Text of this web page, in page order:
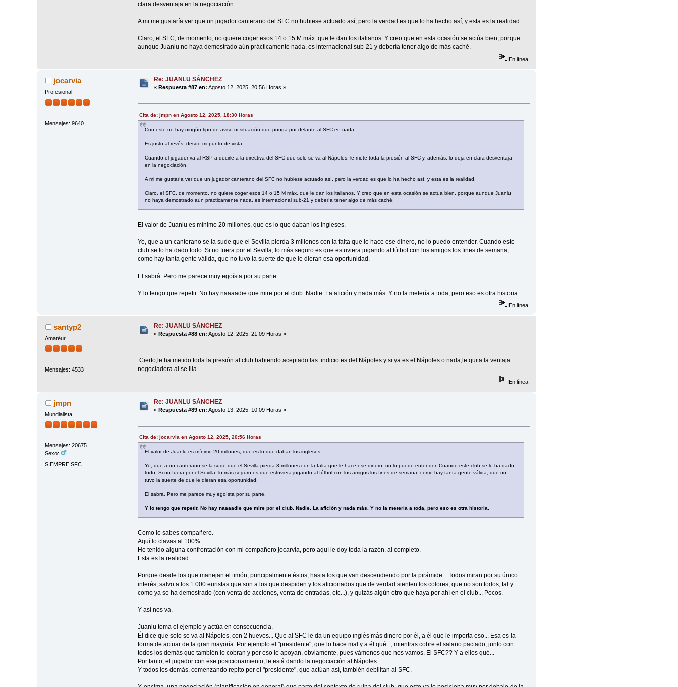
clara desventaja en la negociación.
A mi me gustaría ver que un jugador canterano del SFC no hubiese actuado así, pero la verdad es que lo ha hecho así, y esta es la realidad.
Claro, el SFC, de momento, no quiere coger esos 14 o 15 M máx. que le dan los italianos. Y creo que en esta ocasión se actúa bien, porque
aunque Juanlu no haya demostrado aún prácticamente nada, es internacional sub-21 y debería tener algo de más caché.
En línea
jocarvia
Profesional
Mensajes: 9640
Re: JUANLU SÁNCHEZ
« Respuesta #87 en: Agosto 12, 2025, 20:56 Horas »
Cita de: jmpn en Agosto 12, 2025, 18:30 Horas
Con este no hay ningún tipo de aviso ni situación que ponga por delante al SFC en nada.
Es justo al revés, desde mi punto de vista.
Cuando el jugador va al RSP a decirle a la directiva del SFC que solo se va al Nápoles, le mete toda la presión al SFC y, además, lo deja en clara desventaja
en la negociación.
A mi me gustaría ver que un jugador canterano del SFC no hubiese actuado así, pero la verdad es que lo ha hecho así, y esta es la realidad.
Claro, el SFC, de momento, no quiere coger esos 14 o 15 M máx. que le dan los italianos. Y creo que en esta ocasión se actúa bien, porque aunque Juanlu
no haya demostrado aún prácticamente nada, es internacional sub-21 y debería tener algo de más caché.
El valor de Juanlu es mínimo 20 millones, que es lo que daban los ingleses.
Yo, que a un canterano se la sude que el Sevilla pierda 3 millones con la falta que le hace ese dinero, no lo puedo entender. Cuando este
club se lo ha dado todo. Si no fuera por el Sevilla, lo más seguro es que estuviera jugando al fútbol con los amigos los fines de semana,
como hay tanta gente válida, que no tuvo la suerte de que le dieran esa oportunidad.
El sabrá. Pero me parece muy egoísta por su parte.
Y lo tengo que repetir. No hay naaaadie que mire por el club. Nadie. La afición y nada más. Y no la metería a toda, pero eso es otra historia.
En línea
santyp2
Amatéur
Mensajes: 4533
Re: JUANLU SÁNCHEZ
«Respuesta #88 en: Agosto 12, 2025, 21:09 Horas »
Cierto,le ha metido toda la presión al club habiendo aceptado las indicio es del Nápoles y si ya es el Nápoles o nada,le quita la ventaja
negociadora al se illa
En línea
jmpn
Mundialista
Mensajes: 20675
Sexo:
SIEMPRE SFC
Re: JUANLU SÁNCHEZ
«Respuesta #89 en: Agosto 13, 2025, 10:09 Horas »
Cita de: jocarvia en Agosto 12, 2025, 20:56 Horas
El valor de Juanlu es mínimo 20 millones, que es lo que daban los ingleses.
Yo, que a un canterano se la sude que el Sevilla pierda 3 millones con la falta que le hace ese dinero, no lo puedo entender. Cuando este club se lo ha dado
todo. Si no fuera por el Sevilla, lo más seguro es que estuviera jugando al fútbol con los amigos los fines de semana, como hay tanta gente válida, que no
tuvo la suerte de que le dieran esa oportunidad.
El sabrá. Pero me parece muy egoísta por su parte.
Y lo tengo que repetir. No hay naaaadie que mire por el club. Nadie. La afición y nada más. Y no la metería a toda, pero eso es otra historia.
Como lo sabes compañero.
Aquí lo clavas al 100%.
He tenido alguna confrontación con mi compañero jocarvia, pero aquí le doy toda la razón, al completo.
Esta es la realidad.
Porque desde los que manejan el timón, principalmente éstos, hasta los que van descendiendo por la pirámide... Todos miran por su único
interés, salvo a los 1.000 euristas que son a los que despiden y los aficionados que de verdad sienten los colores, que no son todos, tal y
como ya se ha demostrado (con venta de acciones, venta de entradas, etc...), y quizás algún otro que haya por ahí en el club... Pocos.
Y así nos va.
Juanlu toma el ejemplo y actúa en consecuencia.
Él dice que solo se va al Nápoles, con 2 huevos... Que al SFC le da un equipo inglés más dinero por él, a él que le importa eso... Esa es la
forma de actuar de la gran mayoría. Por ejemplo el "presidente", que lo hace mal y a él qué..., mientras cobre el salario pactado, junto con
todos los demás que también lo cobran y por eso le apoyan, obviamente, pues vámonos que nos vamos. El SFC?? Y a ellos qué...
Por tanto, el jugador con ese posicionamiento, le está dando la negociación al Nápoles.
Y todos los demás, comenzando repito por el "presidente", que actúan así, también debilitan al SFC.